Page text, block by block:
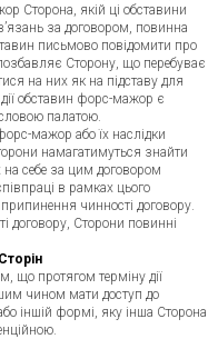
Сторона, якій ці обставини
за договором, повинна
письмово повідомити про
Сторону, що перебуває
на них як на підставу для
обставин форс-мажор є
палатою.
мажор або їх наслідки
намагатимуться знайти
себе за цим договором
в рамках цього
чинності договору.
договору, Сторони повинні
що протягом терміну дії
чином мати доступ до
іншій формі, яку інша Сторона